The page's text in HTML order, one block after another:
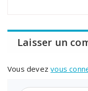
Laisser un
Vous devezvous